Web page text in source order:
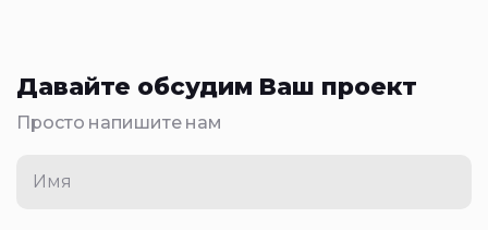
Давайте обсудим Ваш проект
Просто напишите нам
Имя